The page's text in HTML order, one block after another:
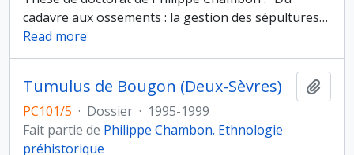
cadavre aux ossements : la gestion des sépultures…
Read more
Tumulus de Bougon (Deux-Sèvres)
PC101/5 · Dossier · 1995-1999
Fait partie de Philippe Chambon. Ethnologie
préhistorique